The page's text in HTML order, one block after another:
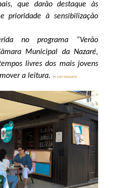
que darão destaque às
prioridade à sensibilização
no programa “Verão
Municipal da Nazaré,
livres dos mais jovens
a leitura. In cm-nazaré